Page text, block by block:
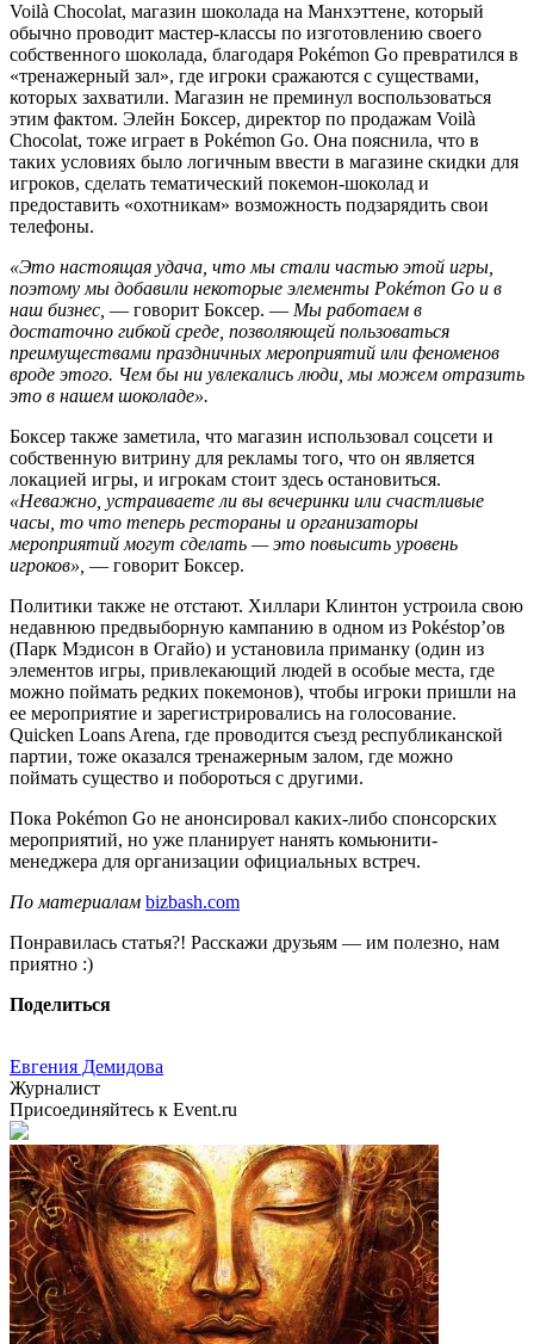
Voilà Chocolat, магазин шоколада на Манхэттене, который
обычно проводит мастер-классы по изготовлению своего
собственного шоколада, благодаря Pokémon Go превратился в
«тренажерный зал», где игроки сражаются с существами,
которых захватили. Магазин не преминул воспользоваться
этим фактом. Элейн Боксер, директор по продажам Voilà
Chocolat, тоже играет в Pokémon Go. Она пояснила, что в
таких условиях было логичным ввести в магазине скидки для
игроков, сделать тематический покемон-шоколад и
предоставить «охотникам» возможность подзарядить свои
телефоны.
«Это настоящая удача, что мы стали частью этой игры,
поэтому мы добавили некоторые элементы Pokémon Go и в
наш бизнес, — говорит Боксер. — Мы работаем в
достаточно гибкой среде, позволяющей пользоваться
преимуществами праздничных мероприятий или феноменов
вроде этого. Чем бы ни увлекались люди, мы можем отразить
это в нашем шоколаде».
Боксер также заметила, что магазин использовал соцсети и
собственную витрину для рекламы того, что он является
локацией игры, и игрокам стоит здесь остановиться.
«Неважно, устраиваете ли вы вечеринки или счастливые
часы, то что теперь рестораны и организаторы
мероприятий могут сделать — это повысить уровень
игроков», — говорит Боксер.
Политики также не отстают. Хиллари Клинтон устроила свою
недавнюю предвыборную кампанию в одном из Pokéstop’ов
(Парк Мэдисон в Огайо) и установила приманку (один из
элементов игры, привлекающий людей в особые места, где
можно поймать редких покемонов), чтобы игроки пришли на
ее мероприятие и зарегистрировались на голосование.
Quicken Loans Arena, где проводится съезд республиканской
партии, тоже оказался тренажерным залом, где можно
поймать существо и побороться с другими.
Пока Pokémon Go не анонсировал каких-либо спонсорских
мероприятий, но уже планирует нанять комьюнити-
менеджера для организации официальных встреч.
По материалам bizbash.com
Понравилась статья?! Расскажи друзьям — им полезно, нам
приятно :)
Поделиться
Евгения Демидова
Журналист
Присоединяйтесь к Event.ru